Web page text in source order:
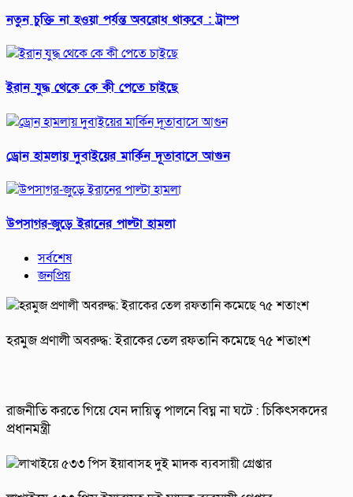
নতুন চুক্তি না হওয়া পর্যন্ত অবরোধ থাকবে : ট্রাম্প
ইরান যুদ্ধ থেকে কে কী পেতে চাইছে
ড্রোন হামলায় দুবাইয়ের মার্কিন দূতাবাসে আগুন
উপসাগর-জুড়ে ইরানের পাল্টা হামলা
সর্বশেষ
জনপ্রিয়
হরমুজ প্রণালী অবরুদ্ধ: ইরাকের তেল রফতানি কমেছে ৭৫ শতাংশ
রাজনীতি করতে গিয়ে যেন দায়িত্ব পালনে বিঘ্ন না ঘটে : চিকিৎসকদের
প্রধানমন্ত্রী